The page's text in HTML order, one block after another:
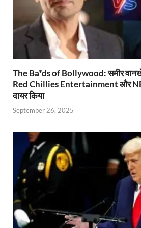
The Ba*ds of Bollywood: समीर
Red Chillies Entertainment और
दायर किया
September 26, 2025